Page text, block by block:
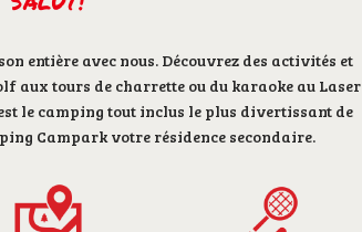
entière avec nous. Découvrez des activités et
aux tours de charrette ou du karaoke au Laser
le camping tout inclus le plus divertissant de
Campark votre résidence secondaire.